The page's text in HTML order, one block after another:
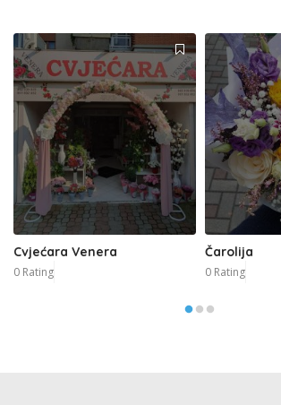
Cvjećara Venera
0 Rating
Čarolija
0 Rating